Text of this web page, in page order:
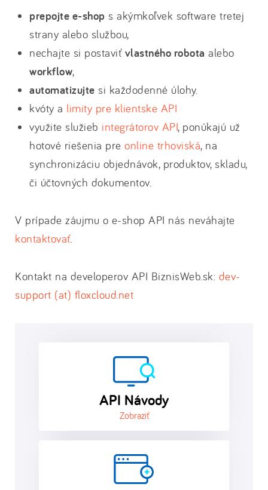
prepojte e-shop s akýmkoľvek software tretej
strany alebo službou,
nechajte si postaviť vlastného robota alebo
workflow,
automatizujte si každodenné úlohy.
kvóty a limity pre klientske API
využite služieb integrátorov API, ponúkajú už
hotové riešenia pre online trhoviská, na
synchronizáciu objednávok, produktov, skladu,
či účtovných dokumentov.
V prípade záujmu o e-shop API nás neváhajte
kontaktovať.
Kontakt na developerov API BiznisWeb.sk: dev-
support (at) floxcloud.net
API Návody
Zobraziť